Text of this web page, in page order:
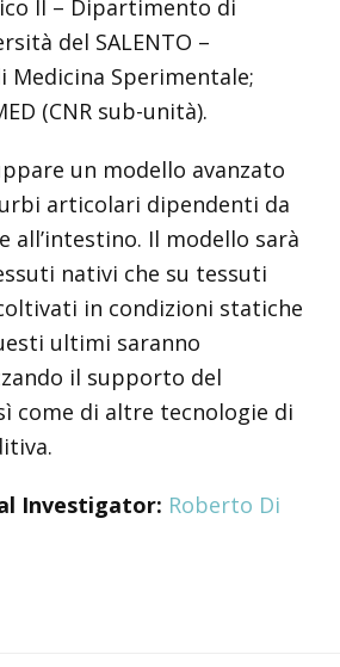
II – Dipartimento di
del SALENTO –
Sperimentale;
(CNR sub-unità).
un modello avanzato
articolari dipendenti da
all’intestino. Il modello sarà
nativi che su tessuti
​​in condizioni statiche
ultimi saranno
il supporto del
come di altre tecnologie di
Investigator: Roberto Di